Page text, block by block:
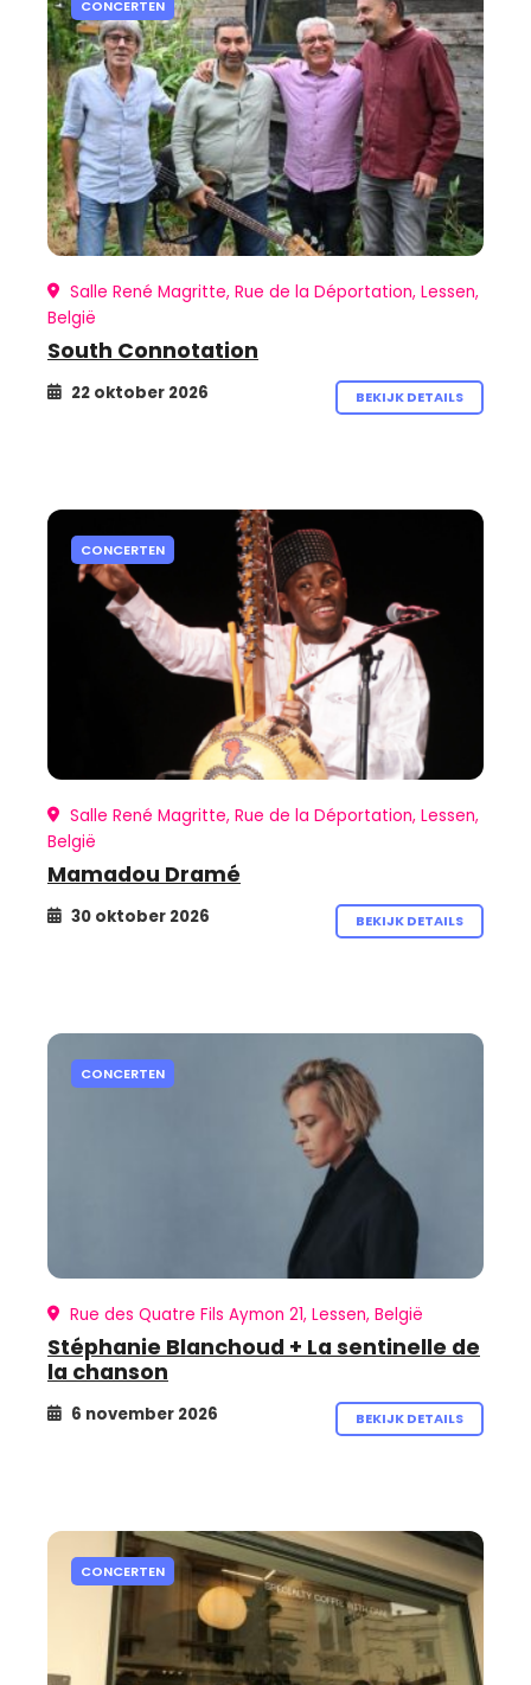
CONCERTEN
Salle René Magritte, Rue de la Déportation, Lessen,
België
South Connotation
22 oktober 2026 BEKIJK DETAILS
CONCERTEN
Salle René Magritte, Rue de la Déportation, Lessen,
België
Mamadou Dramé
30 oktober 2026 BEKIJK DETAILS
CONCERTEN
Rue des Quatre Fils Aymon 21, Lessen, België
Stéphanie Blanchoud + La sentinelle de
la chanson
6 november 2026 BEKIJK DETAILS
CONCERTEN